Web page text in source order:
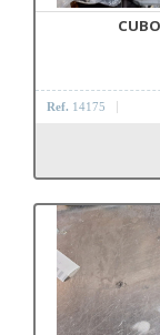
Ref. 14175